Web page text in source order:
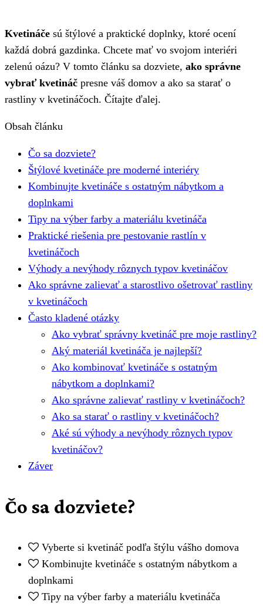
Kvetináče sú štýlové a praktické doplnky, ktoré ocení
každá dobrá gazdinka. Chcete mať vo svojom interiéri
zelenú oázu? V tomto článku sa dozviete, ako správne
vybrať kvetináč presne váš domov a ako sa starať o
rastliny v kvetináčoch. Čítajte ďalej.
Obsah článku
Čo sa dozviete?
Štýlové kvetináče pre moderné interiéry
Kombinujte kvetináče s ostatným nábytkom a
doplnkami
Tipy na výber farby a materiálu kvetináča
Praktické riešenia pre pestovanie rastlín v
kvetináčoch
Výhody a nevýhody rôznych typov kvetináčov
Ako správne zalievať a starostlivo ošetrovať rastliny
v kvetináčoch
Často kladené otázky
Ako vybrať správny kvetináč pre moje rastliny?
Aký materiál kvetináča je najlepší?
Ako kombinovať kvetináče s ostatným
nábytkom a doplnkami?
Ako správne zalievať rastliny v kvetináčoch?
Ako sa starať o rastliny v kvetináčoch?
Aké sú výhody a nevýhody rôznych typov
kvetináčov?
Záver
Čo sa dozviete?
Vyberte si kvetináč podľa štýlu vášho domova
Kombinujte kvetináče s ostatným nábytkom a
doplnkami
Tipy na výber farby a materiálu kvetináča